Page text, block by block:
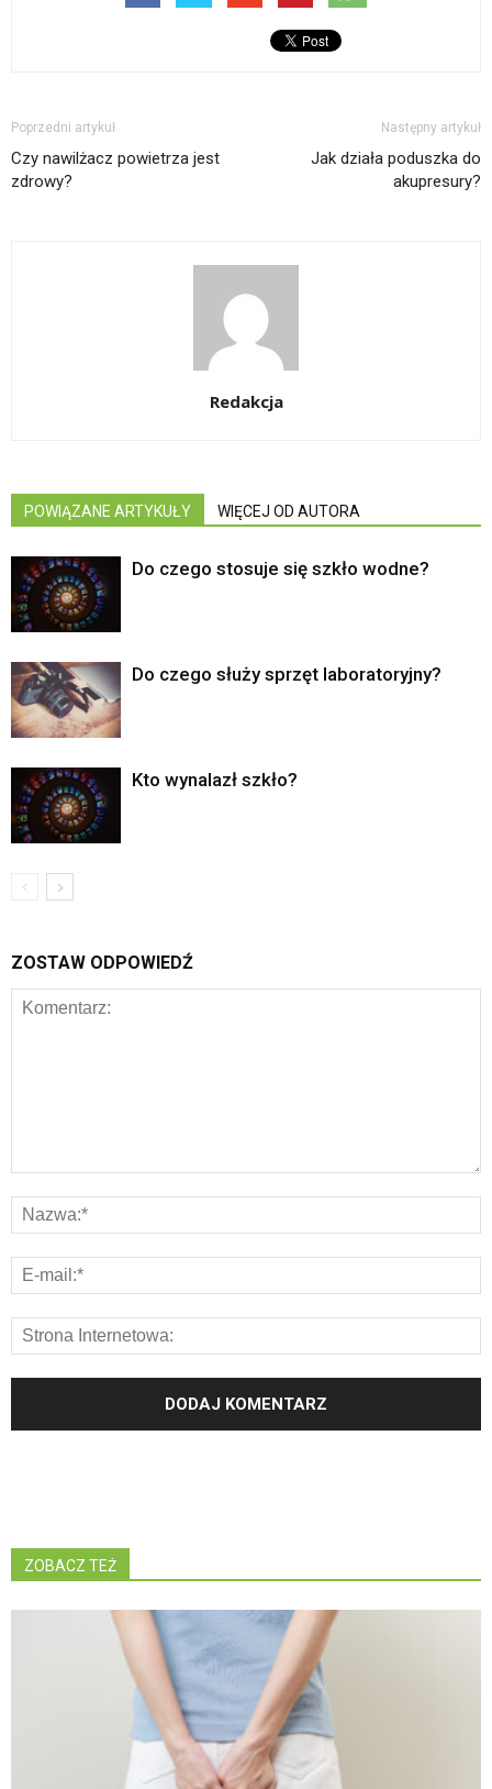
Poprzedni artykuł
Czy nawilżacz powietrza jest
zdrowy?
Następny artykuł
Jak działa poduszka do
akupresury?
Redakcja
POWIĄZANE ARTYKUŁY WIĘCEJ OD AUTORA
Do czego stosuje się szkło wodne?
Do czego służy sprzęt laboratoryjny?
Kto wynalazł szkło?
ZOSTAW ODPOWIEDŹ
ZOBACZ TEŻ